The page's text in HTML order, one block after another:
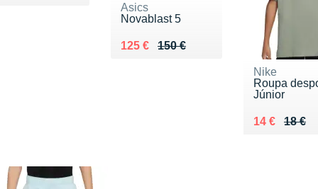
Asics
Novablast 5
150 €
Au lieu de 150 €
125 €
Vendu 125 €
Nike
Roupa
Júnior
18 €
Au lieu de
14 €
Vendu 14 €